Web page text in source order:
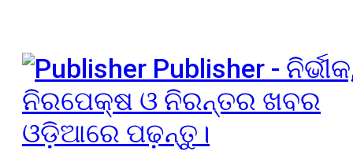
Publisher -
ନିରପେକ୍ଷ ଓ ନିରନ୍ତର ଖବର
ଓଡ଼ିଆରେ ପଢ଼ନ୍ତୁ।